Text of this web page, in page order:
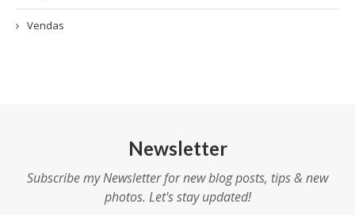
Vendas
Newsletter
Subscribe my Newsletter for new blog posts, tips & new
photos. Let's stay updated!